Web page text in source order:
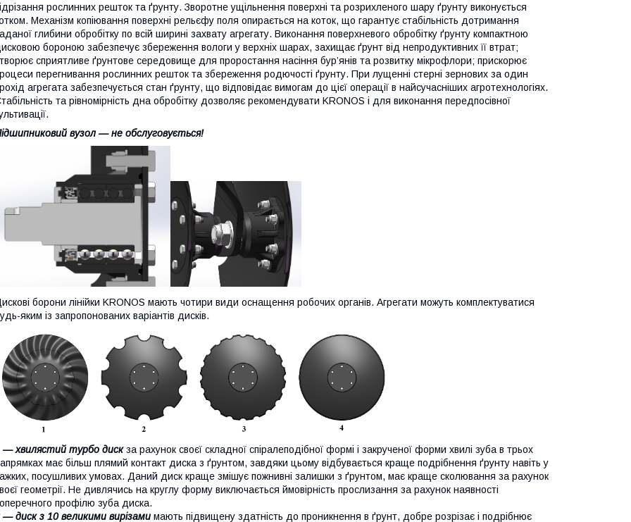
рослинних решток та ґрунту. Зворотне ущільнення поверхні та розрихленого шару ґрунту виконується
Механізм копіювання поверхні рельєфу поля опирається на коток, що гарантує стабільність дотримання
глибини обробітку по всій ширині захвату агрегату. Виконання поверхневого обробітку ґрунту компактною
бороною забезпечує збереження вологи у верхніх шарах, захищає ґрунт від непродуктивних її втрат;
сприятливе ґрунтове середовище для проростання насіння бур’янів та розвитку мікрофлори; прискорює
перегнивання рослинних решток та збереження родючості ґрунту. При лущенні стерні зернових за один
агрегата забезпечується стан ґрунту, що відповідає вимогам до цієї операції в найсучасніших агротехнологіях.
та рівномірність дна обробітку дозволяє рекомендувати KRONOS і для виконання передпосівної
вузол — не обслуговується!
борони лінійки KRONOS мають чотири види оснащення робочих органів. Агрегати можуть комплектуватися
яким із запропонованих варіантів дисків.
— хвилястий турбо дискза рахунок своєї складної спіралеподібної формі і закрученої форми хвилі зуба в трьох
має більш плямий контакт диска з ґрунтом, завдяки цьому відбувається краще подрібнення ґрунту навіть у
посушливих умовах. Даний диск краще змішує пожнивні залишки з ґрунтом, має краще сколювання за рахунок
геометрії. Не дивлячись на круглу форму виключається ймовірність прослизання за рахунок наявності
профілю зуба диска.
— диск з 10 великими вирізами мають підвищену здатність до проникнення в ґрунт, добре розрізає і подрібнює